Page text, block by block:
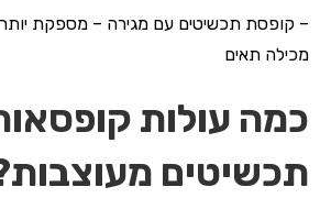
– קופסת תכשיטים עם מגירה – מספקת
מכילה תאים
כמה עולות
תכשיטים